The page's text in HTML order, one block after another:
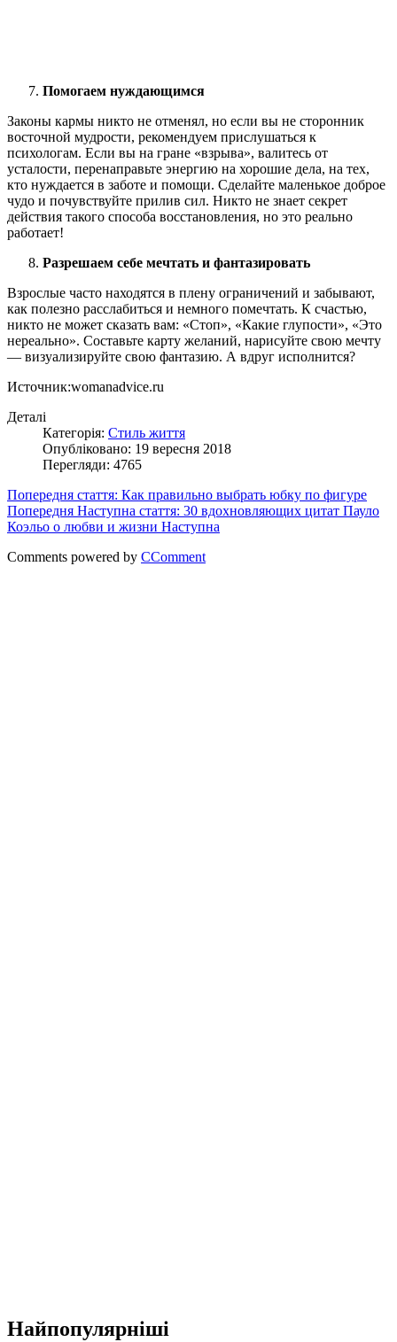
Помогаем нуждающимся
Законы кармы никто не отменял, но если вы не сторонник
восточной мудрости, рекомендуем прислушаться к
психологам. Если вы на гране «взрыва», валитесь от
усталости, перенаправьте энергию на хорошие дела, на тех,
кто нуждается в заботе и помощи. Сделайте маленькое доброе
чудо и почувствуйте прилив сил. Никто не знает секрет
действия такого способа восстановления, но это реально
работает!
Разрешаем себе мечтать и фантазировать
Взрослые часто находятся в плену ограничений и забывают,
как полезно расслабиться и немного помечтать. К счастью,
никто не может сказать вам: «Стоп», «Какие глупости», «Это
нереально». Составьте карту желаний, нарисуйте свою мечту
— визуализируйте свою фантазию. А вдруг исполнится?
Источник:womanadvice.ru
Деталі
Категорія: Стиль життя
Опубліковано: 19 вересня 2018
Перегляди: 4765
Попередня стаття: Как правильно выбрать юбку по фигуре
Попередня Наступна стаття: 30 вдохновляющих цитат Пауло
Коэльо о любви и жизни Наступна
Comments powered by CComment
Найпопулярніші